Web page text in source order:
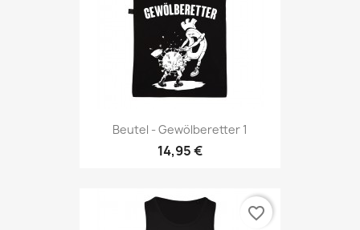
Beutel - Gewölberetter 1
14,95 €
favorite_border